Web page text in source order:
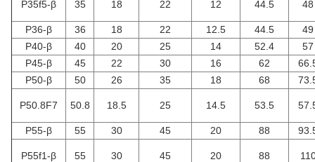
P35f5-β 35 18 22 12 44.5 48
P36-β 36 18 22 12.5 44.5
49
P40-β
40 20 25 14 52.4
57
P45-β
45 22 30 16 62
P50-β
50 26 35 18 68
P50.8F7 50.8 18.5 25 14.5 53.5
P55-β 55 30 45 20 88
P55f1-β 55 30 45 20 88